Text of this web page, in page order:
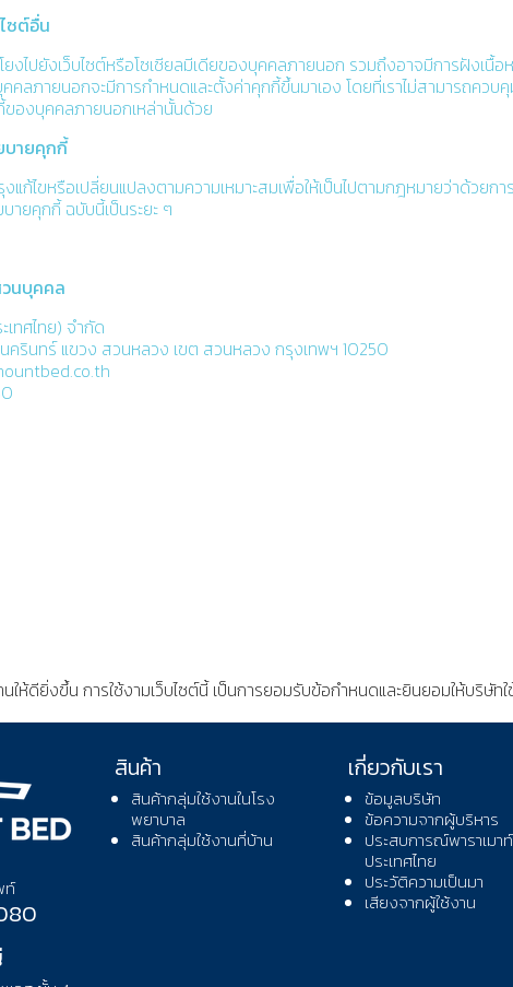
ซต์อื่น
ยงไปยังเว็บไซต์หรือโซเชียลมีเดียของบุคคลภายนอก รวมถึงอาจมีการฝังเ
คลภายนอกจะมีการกำหนดและตั้งค่าคุกกี้ขึ้นมาเอง โดยที่เราไม่สามารถควบ
ของบุคคลภายนอกเหล่านั้นด้วย
บายคุกกี้
แก้ไขหรือเปลี่ยนแปลงตามความเหมาะสมเพื่อให้เป็นไปตามกฎหมายว่าด้ว
ายคุกกี้ ฉบับนี้เป็นระยะ ๆ
นบุคคล
เทศไทย) จำกัด
รินทร์ แขวง สวนหลวง เขต สวนหลวง กรุงเทพฯ 10250
ให้ดียิ่งขึ้น การใช้งามเว็บไซต์นี้ เป็นการยอมรับข้อกำหนดและยินยอมให้บริษั
ท์
สินค้า
สินค้ากลุ่มใช้งานในโรง
พยาบาล
สินค้ากลุ่มใช้งานที่บ้าน
เกี่ยวกับเรา
ข้อมูลบริษัท
ข้อความจากผู้บริหาร
ประสบการณ์พาราเมา
ประเทศไทย
ประวัติความเป็นมา
เสียงจากผู้ใช้งาน